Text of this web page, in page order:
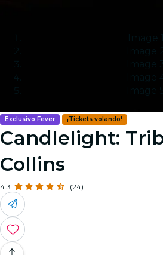
Image 1
Image 2
Image
Image
Image 5
Exclusivo Fever ¡Tickets volando!
Candlelight:
Collins
4.3 (24)